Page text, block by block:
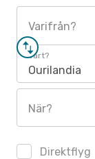
Varifrån?
Vart?
Ourilandia
När?
Direktflyg